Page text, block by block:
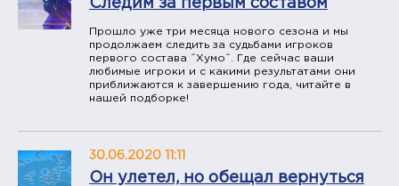
Следим за первым составом
Прошло уже три месяца нового сезона и мы
продолжаем следить за судьбами игроков
первого состава ˝Хумо˝. Где сейчас ваши
любимые игроки и с какими результатами они
приближаются к завершению года, читайте в
нашей подборке!
30.06.2020 11:11
Он улетел, но обещал вернуться